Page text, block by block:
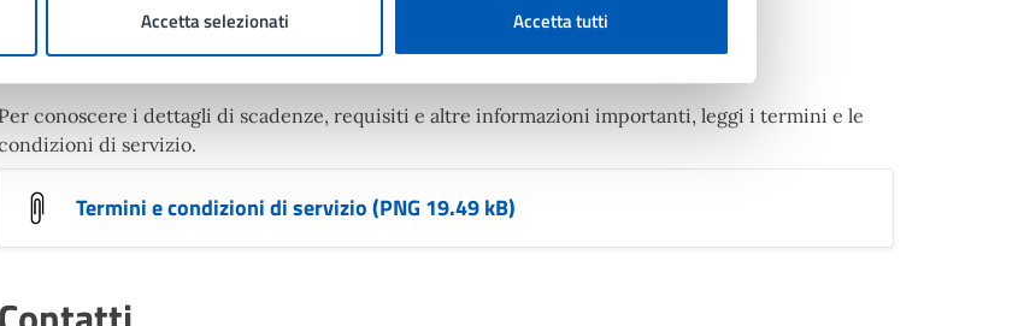
Accetta selezionati Accetta tutti
di servizio
Per conoscere i dettagli di scadenze, requisiti e altre informazioni importanti, leggi i termini e le
di servizio.
Termini e condizioni di servizio (PNG 19.49 kB)